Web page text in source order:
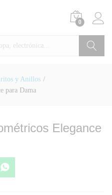
0
y Anillos /
para Dama
Elegance